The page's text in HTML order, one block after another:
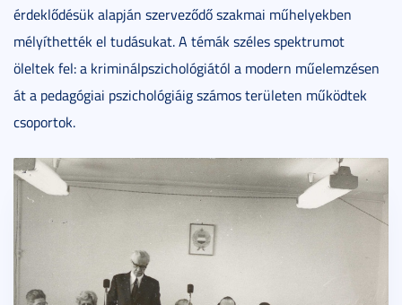
érdeklődésük alapján szerveződő szakmai műhelyekben
mélyíthették el tudásukat. A témák széles spektrumot
öleltek fel: a kriminálpszichológiától a modern műelemzésen
át a pedagógiai pszichológiáig számos területen működtek
csoportok.